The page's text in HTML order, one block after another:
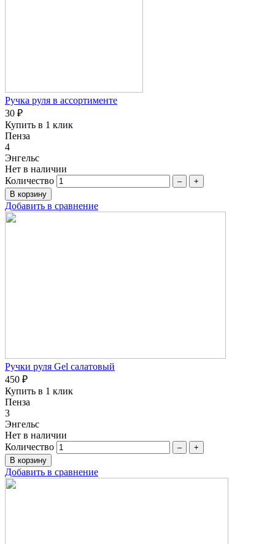
Ручка руля в ассортименте
30 ₽
Купить в 1 клик
Пенза
4
Энгельс
Нет в наличии
Количество
– +
Добавить в сравнение
Ручки руля Gel салатовый
450 ₽
Купить в 1 клик
Пенза
3
Энгельс
Нет в наличии
Количество
– +
Добавить в сравнение